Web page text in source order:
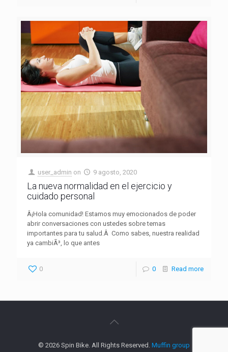
user_admin on 9 agosto, 2020
La nueva normalidad en el ejercicio y
cuidado personal
Â¡Hola comunidad! Estamos muy emocionados de poder
abrir conversaciones con ustedes sobre temas
importantes para tu salud.Â Como sabes, nuestra realidad
ya cambiÃ³, lo que antes
0 0 Read more
© 2026 Spin Bike. All Rights Reserved. Muffin group